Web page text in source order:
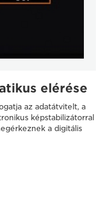
elérése
az adatátvitelt, a
képstabilizátorral
a digitális